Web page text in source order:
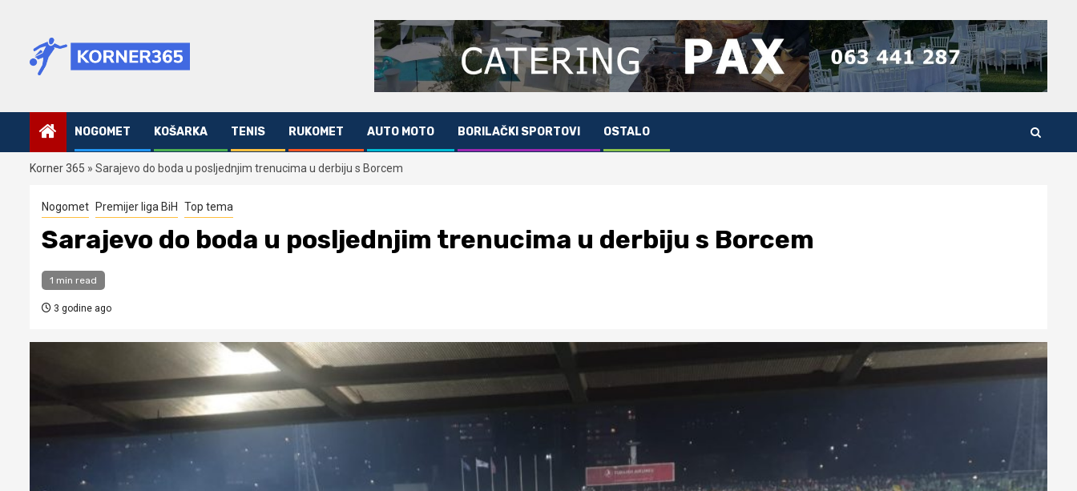
content
NOGOMET KOŠARKA TENIS RUKOMET AUTO MOTO BORILAČKI SPORTOVI OSTALO
Korner 365 » Sarajevo do boda u posljednjim trenucima u derbiju s Borcem
Nogomet Premijer liga BiH Top tema
Sarajevo do boda u posljednjim trenucima u derbiju s Borcem
1 min read
3 godine ago